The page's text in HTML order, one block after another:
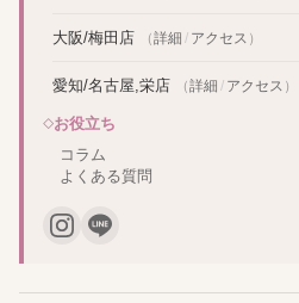
大阪/梅田店 （詳細 / アクセス ）
愛知/名古屋,栄店 （詳細 / アクセス ）
お役立ち
コラム
よくある質問